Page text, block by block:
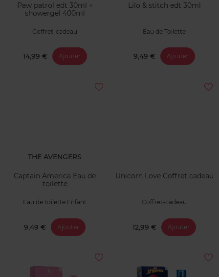
Paw patrol edt 30ml +
showergel 400ml
Coffret-cadeau
14,99 € Ajouter
Lilo & stitch edt 30ml
Eau de Toilette
9,49 € Ajouter
THE AVENGERS
Captain America Eau de
toilette
Eau de toilette Enfant
9,49 € Ajouter
Unicorn Love Coffret cadeau
Coffret-cadeau
12,99 € Ajouter